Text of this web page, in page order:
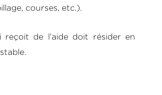
courses, etc.).
reçoit de l’aide doit résider en